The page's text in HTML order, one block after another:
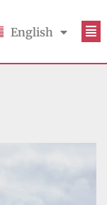
English
Français